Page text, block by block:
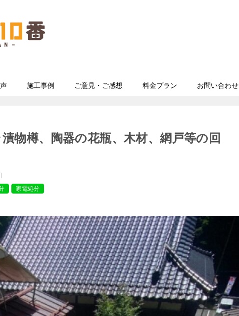
施工事例 ご意見・ご感想 料金プラン お問い合わせ
物樽、陶器の花瓶、木材、網戸等の回
家電処分